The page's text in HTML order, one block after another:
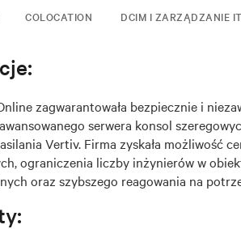
COLOCATION DCIM I ZARZĄDZANIE IT
zagwarantowała bezpiecznie i
serwera konsol
Vertiv. Firma zyskała możliwość
ograniczenia liczby inżynierów w
oraz szybszego reagowania na